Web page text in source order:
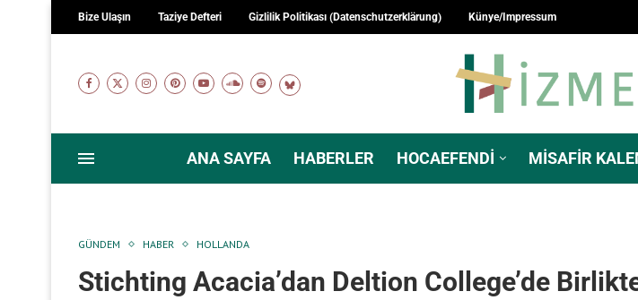
Bize Ulaşın Taziye Defteri Gizlilik Politikası (Datenschutzerklärung) Künye/Impressum
ANA SAYFA HABERLER HOCAEFENDI MISAFIR
GÜNDEM HABER HOLLANDA
Stichting Acacia’dan Deltion College’de